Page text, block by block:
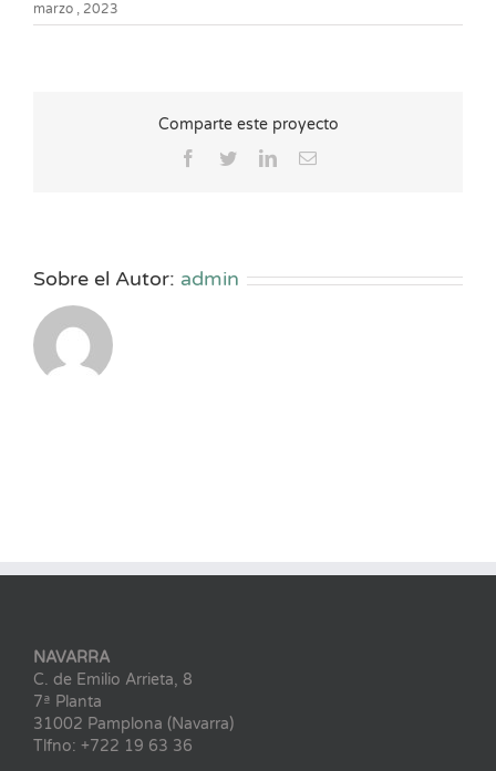
marzo , 2023
Comparte este proyecto
Facebook
TwitterLinkedInCorreo
Sobre el Autor: admin
NAVARRA
C. de Emilio Arrieta, 8
7ª Planta
31002 Pamplona (Navarra)
Tlfno: +722 19 63 36